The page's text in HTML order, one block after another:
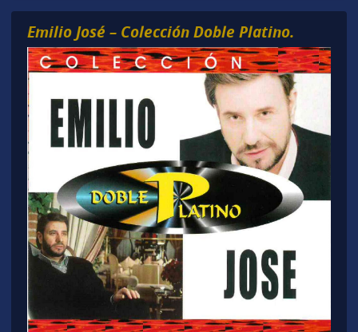
Emilio José – Colección Doble Platino.